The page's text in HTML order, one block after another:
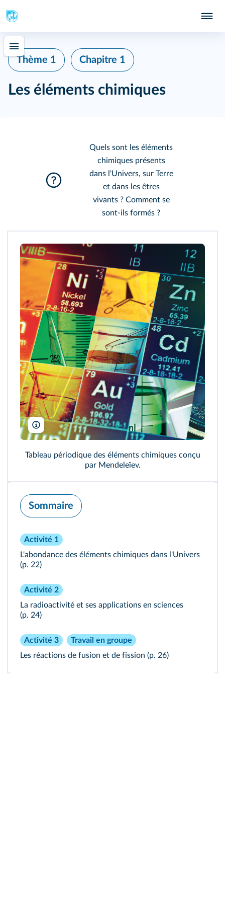
Thème 1 Chapitre 1
Les éléments chimiques
Quels sont les éléments
chimiques présents
dans l'Univers, sur Terre
et dans les êtres
vivants ? Comment se
sont-ils formés ?
isak55/Shutterstock
Tableau périodique des éléments chimiques conçu
par Mendeleïev.
Sommaire
Activité 1
L'abondance des éléments chimiques dans l'Univers
(p. 22)
Activité 2
La radioactivité et ses applications en sciences
(p. 24)
Activité 3
Travail en groupe
Les réactions de fusion et de fission (p. 26)